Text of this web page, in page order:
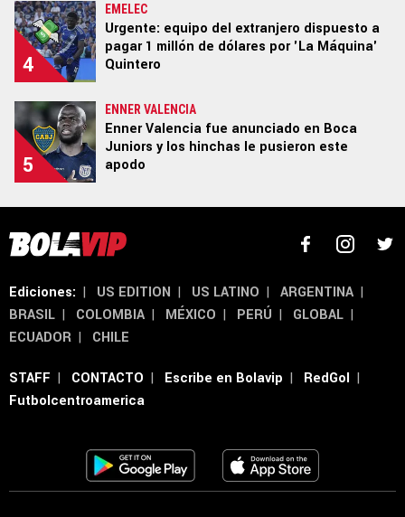
STAFF | CONTACTO | Escribe en Bolavip | RedGol |
Futbolcentroamerica
Términos y Condiciones
Ad Choices
Todos los derechos reservados.
4
EMELEC
Urgente: equipo del extranjero dispuesto a
pagar 1 millón de dólares por 'La Máquina'
Quintero
5
ENNER VALENCIA
Enner Valencia fue anunciado en Boca
Juniors y los hinchas le pusieron este
apodo
Ediciones: | US EDITION | US LATINO | ARGENTINA |
BRASIL | COLOMBIA | MÉXICO | PERÚ | GLOBAL |
ECUADOR | CHILE
STAFF | CONTACTO | Escribe en Bolavip | RedGol |
Futbolcentroamerica